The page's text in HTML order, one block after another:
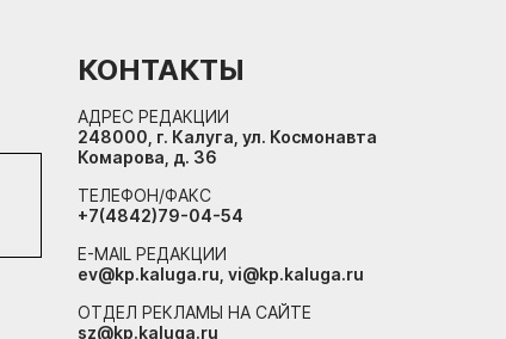
КОНТАКТЫ
АДРЕС РЕДАКЦИИ
248000, г. Калуга, ул. Космонавта
Комарова, д. 36
ТЕЛЕФОН/ФАКС
+7(4842)79-04-54
E-MAIL РЕДАКЦИИ
ev@kp.kaluga.ru, vi@kp.kaluga.ru
ОТДЕЛ РЕКЛАМЫ НА САЙТЕ
sz@kp.kaluga.ru